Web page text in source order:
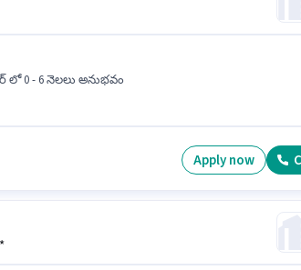
లో 0 - 6 నెలలు అనుభవం
Apply now